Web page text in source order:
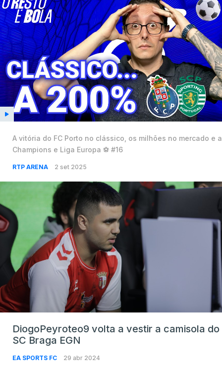
A vitória do FC Porto no clássico, os milhões no mercado e a
Champions e Liga Europa ⚽ #16
RTP ARENA 2 set 2025
DiogoPeyroteo9 volta a vestir a camisola do
SC Braga EGN
EA SPORTS FC 29 abr 2024